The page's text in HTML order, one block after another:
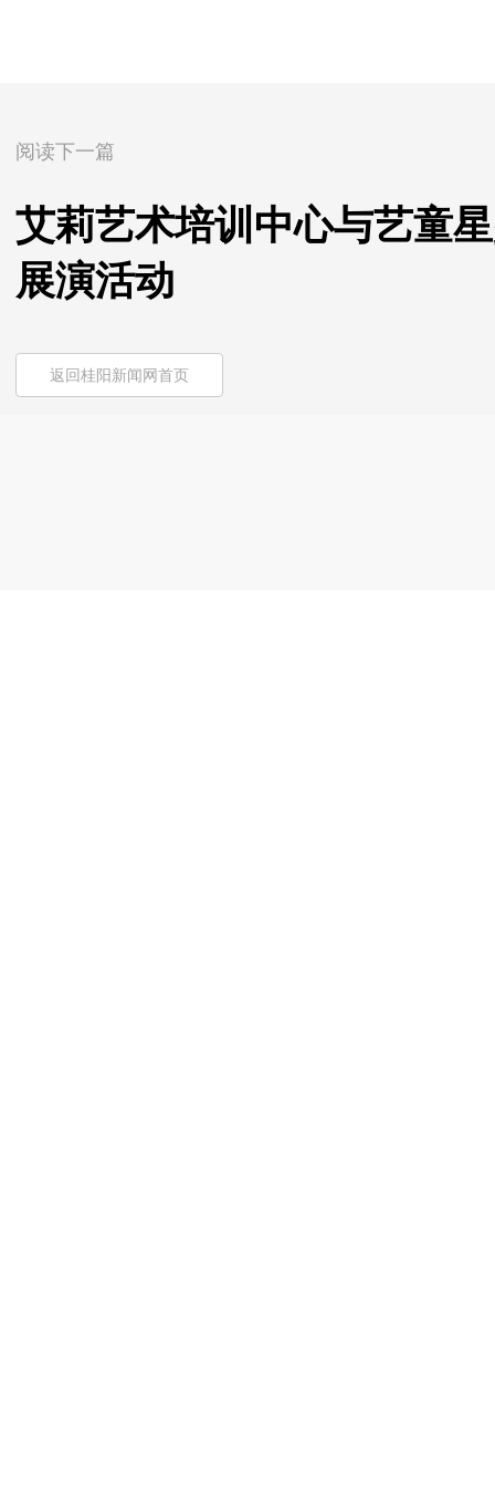
阅读下一篇
艾莉艺术培训中心与艺童
展演活动
返回桂阳新闻网首页